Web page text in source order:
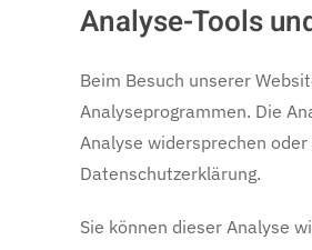
Analyse-Tools
Beim Besuch unserer
Analyseprogrammen. Die
Analyse widersprechen
Datenschutzerklärung.
Sie können dieser Analyse